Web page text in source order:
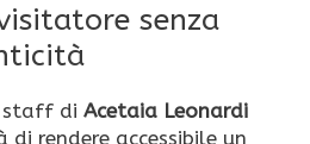
senza
staff di Acetaia Leonardi
rendere accessibile un